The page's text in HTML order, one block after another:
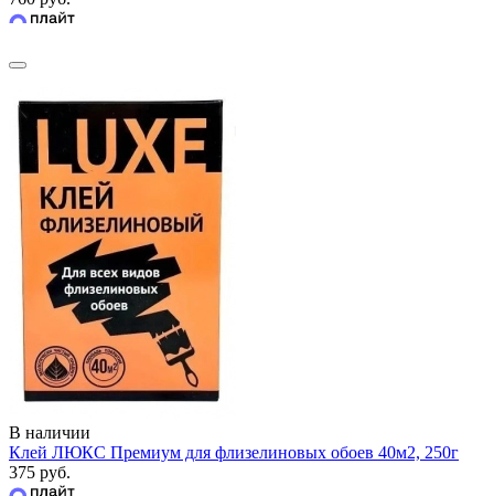
В наличии
Клей ЛЮКС Премиум для флизелиновых обоев 40м2, 250г
375 руб.